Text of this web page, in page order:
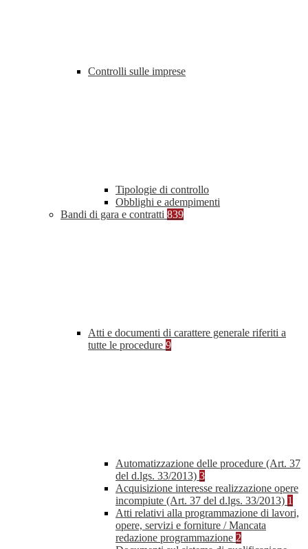
Controlli sulle imprese
Tipologie di controllo
Obblighi e adempimenti
Bandi di gara e contratti 839
Atti e documenti di carattere generale riferiti a
tutte le procedure 9
Automatizzazione delle procedure (Art. 37
del d.lgs. 33/2013) 3
Acquisizione interesse realizzazione opere
incompiute (Art. 37 del d.lgs. 33/2013) 1
Atti relativi alla programmazione di lavori,
opere, servizi e forniture / Mancata
redazione programmazione 2